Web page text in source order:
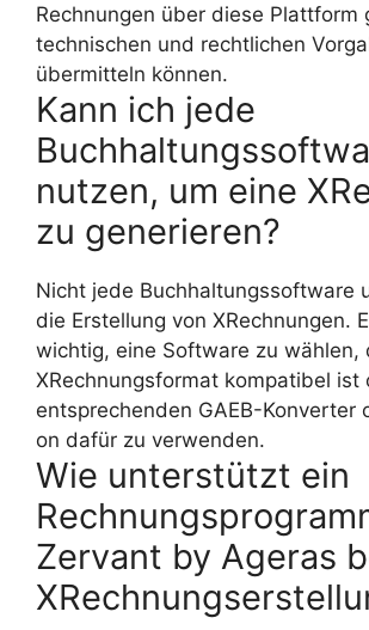
Rechnungen über diese Plattform
technischen und rechtlichen
übermitteln können.
Kann ich jede
nutzen, um eine
zu generieren?
Nicht jede Buchhaltungssoftware
die Erstellung von XRechnungen.
wichtig, eine Software zu wählen,
XRechnungsformat kompatibel ist
entsprechenden GAEB-Konverter
on dafür zu verwenden.
Wie unterstützt ein
Zervant by Ageras